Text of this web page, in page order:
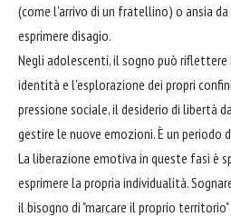
(come l'arrivo di un fratellino) o ansia da
esprimere disagio.
Negli adolescenti, il sogno può
identità e l'esplorazione dei propri
pressione sociale, il desiderio di libertà
gestire le nuove emozioni. È un periodo
La liberazione emotiva in queste fasi è
esprimere la propria individualità.
il bisogno di "marcare il proprio